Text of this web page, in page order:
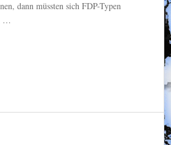
dann müssten sich FDP-Typen
…